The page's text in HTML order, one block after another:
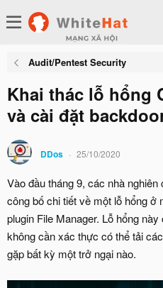
Audit/Pentest Security
Khai thác lỗ hổng
và cài đặt
DDos 25/10/2020
Vào đầu tháng 9, các nhà
công bố chi tiết về một lỗ hổng ở
plugin File Manager. Lỗ hổng
không cần xác thực có thể tải
gặp bất kỳ một trở ngại nào.